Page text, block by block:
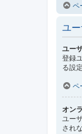
ペ
ユ
ユー
登録
る設
ペ
オン
ユー
され